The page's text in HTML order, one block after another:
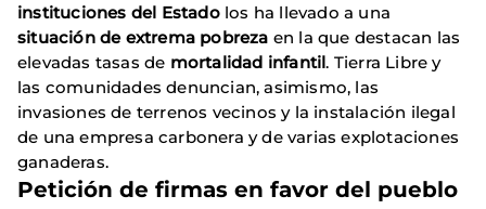
instituciones del Estadolos ha llevado a una
situación de extrema pobreza en la que destacan las
elevadas tasas de mortalidad infantil. Tierra Libre y
las comunidades denuncian, asimismo, las
invasiones de terrenos vecinos y la instalación ilegal
de una empresa carbonera y de varias explotaciones
ganaderas.
Petición de firmas en favor del pueblo